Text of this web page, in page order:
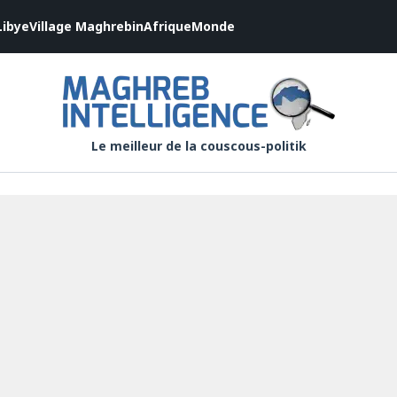
Village MaghrebinAfriqueMonde
Le meilleur de la couscous-politik